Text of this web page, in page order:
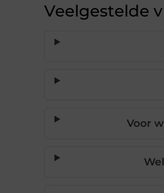
Veelgestelde
Voor